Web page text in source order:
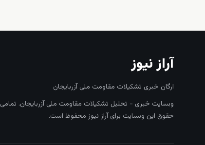
آراز نیوز
ارگان خبری تشکیلات مقاومت ملی آزربایجان
وبسایت خبری - تحلیل تشکیلات مقاومت ملی آزربایجان. تمامی
حقوق این وبسایت برای آراز نیوز محفوظ است.